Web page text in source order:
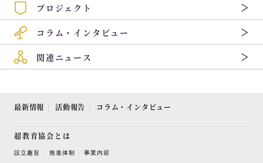
プロジェクト
コラム・インタビュー
関連ニュース
最新情報 活動報告 コラム・インタビュー
超教育協会とは
設立趣旨 推進体制 事業内容